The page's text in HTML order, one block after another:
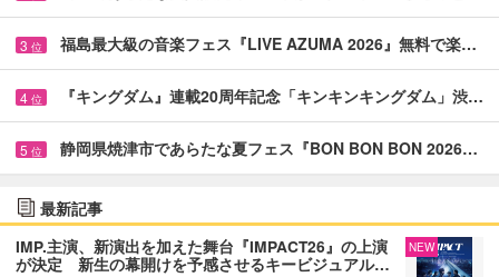
3 位 福島最大級の音楽フェス『LIVE AZUMA 2026』無料で楽…
4 位 『キングダム』連載20周年記念「キンキンキングダム」渋…
5 位 静岡県焼津市であらたな夏フェス『BON BON BON 2026…
最新記事
IMP.主演、新演出を加えた舞台『IMPACT26』の上演
が決定 新生の幕開けを予感させるキービジュアル…
NEW